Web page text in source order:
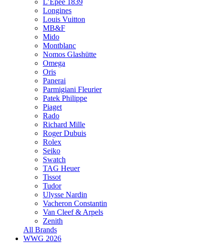
Longines
Louis Vuitton
MB&F
Mido
Montblanc
Nomos Glashütte
Omega
Oris
Panerai
Parmigiani Fleurier
Patek Philippe
Piaget
Rado
Richard Mille
Roger Dubuis
Rolex
Seiko
Swatch
TAG Heuer
Tissot
Tudor
Ulysse Nardin
Vacheron Constantin
Van Cleef & Arpels
Zenith
All Brands
WWG 2026